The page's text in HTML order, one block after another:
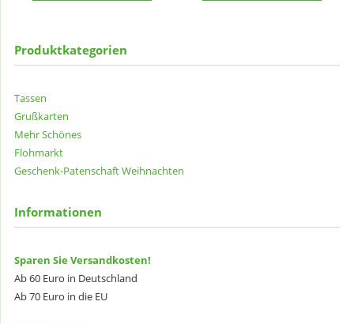
Produktkategorien
Tassen
Grußkarten
Mehr Schönes
Flohmarkt
Geschenk-PatenschaftWeihnachten
Informationen
Sparen Sie Versandkosten!
Ab 60 Euro in Deutschland
Ab 70 Euro in die EU